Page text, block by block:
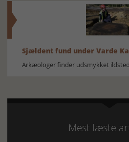
Sjældent fund under Varde
Arkæologer finder udsmykket
Mest læste